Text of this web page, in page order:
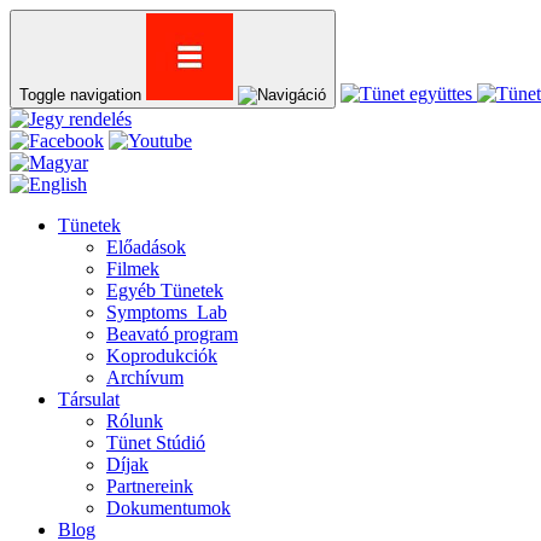
Toggle navigation
Tünetek
Előadások
Filmek
Egyéb Tünetek
Symptoms_Lab
Beavató program
Koprodukciók
Archívum
Társulat
Rólunk
Tünet Stúdió
Díjak
Partnereink
Dokumentumok
Blog